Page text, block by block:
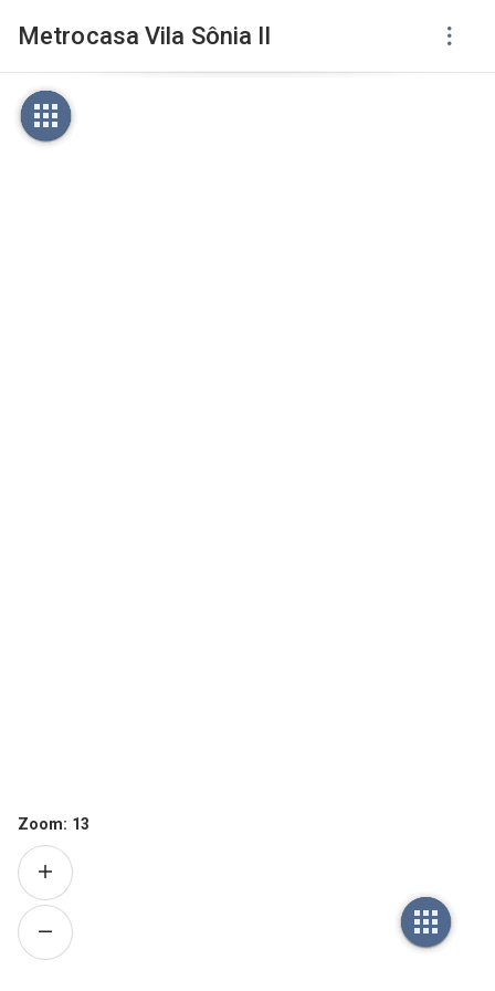
Metrocasa Vila Sônia II
Zoom: 13